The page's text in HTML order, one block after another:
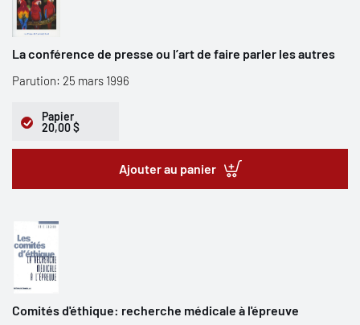
La conférence de presse ou l’art de faire parler les autres
Parution: 25 mars 1996
Papier
20,00 $
Ajouter au panier
Comités d'éthique: recherche médicale à l'épreuve